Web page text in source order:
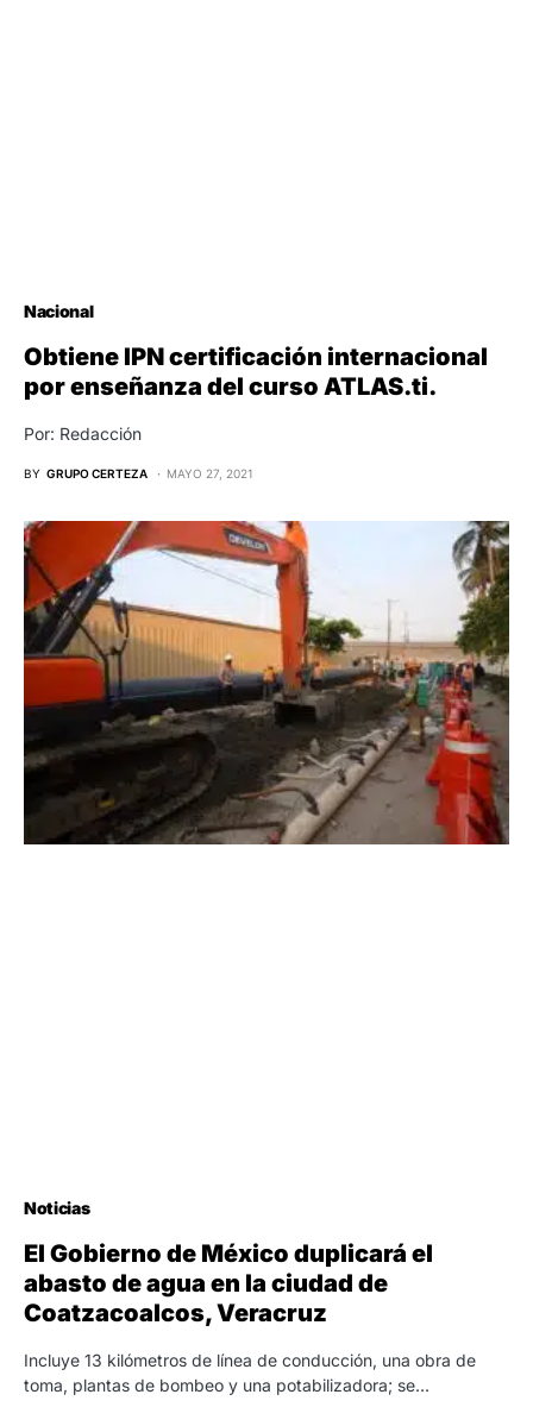
Nacional
Obtiene IPN certificación internacional
por enseñanza del curso ATLAS.ti.
Por: Redacción
BY GRUPO CERTEZA MAYO 27, 2021
Noticias
El Gobierno de México duplicará el
abasto de agua en la ciudad de
Coatzacoalcos, Veracruz
Incluye 13 kilómetros de línea de conducción, una obra de
toma, plantas de bombeo y una potabilizadora; se…